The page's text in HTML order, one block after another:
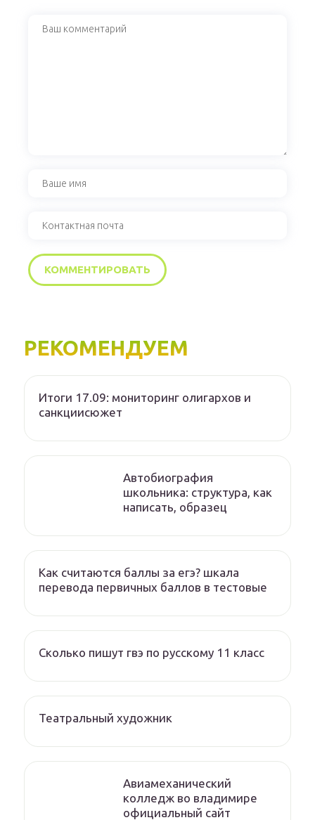
РЕКОМЕНДУЕМ
Итоги 17.09: мониторинг олигархов и
санкциисюжет
Автобиография
школьника: структура, как
написать, образец
Как считаются баллы за егэ? шкала
перевода первичных баллов в тестовые
Сколько пишут гвэ по русскому 11 класс
Театральный художник
Авиамеханический
колледж во владимире
официальный сайт